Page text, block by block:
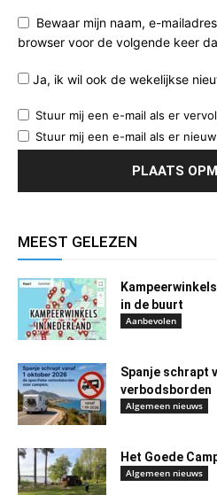
Bewaar mijn naam, e-
browser voor de volgende keer
Ja, ik wil ook de wekelijkse
Stuur mij een e-mail als er
Stuur mij een e-mail als er
MEEST GELEZEN
in de buurt
Aanbevolen
Spanje schrapt
verbodsborden
Algemeen nieuws
Het Goede
Algemeen nieuws